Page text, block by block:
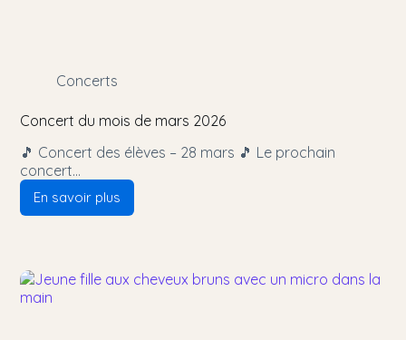
Concerts
Concert du mois de mars 2026
🎵 Concert des élèves – 28 mars 🎵 Le prochain
concert…
En savoir plus